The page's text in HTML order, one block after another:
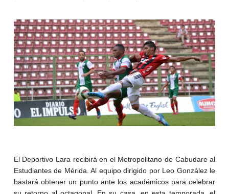
El Deportivo Lara recibirá en el Metropolitano de Cabudare al
Estudiantes de Mérida. Al equipo dirigido por Leo González le
bastará obtener un punto ante los académicos para celebrar